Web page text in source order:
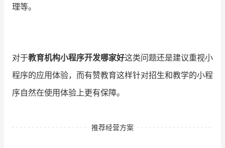
理等。
对于教育机构小程序开发哪家好这类问题还是建议重视小
程序的应用体验，而有赞教育这样针对招生和教学的小程
序自然在使用体验上更有保障。
推荐经营方案